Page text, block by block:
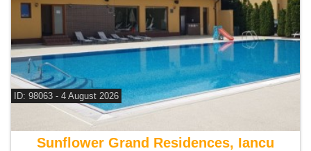
ID: 98063 - 4 August 2026
De inchiriat casa 5 camere
Sunflower Grand Residences, Iancu